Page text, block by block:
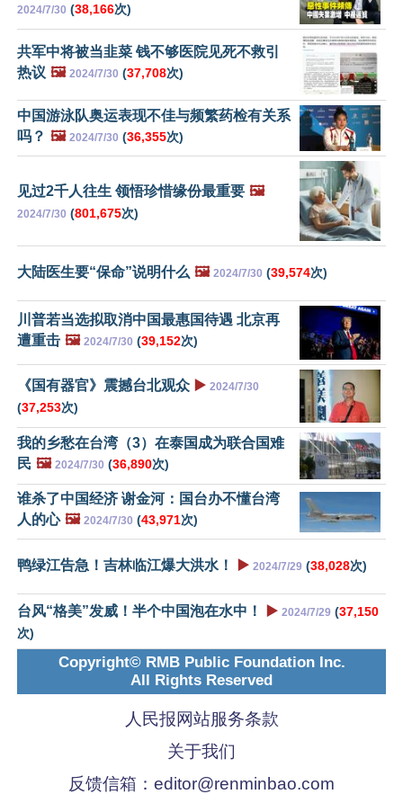
2024/7/30 (38,166次)
共军中将被当韭菜 钱不够医院见死不救引
热议 🖼️ 2024/7/30 (37,708次)
中国游泳队奥运表现不佳与频繁药检有关系
吗？ 🖼️ 2024/7/30 (36,355次)
见过2千人往生 领悟珍惜缘份最重要 🖼️
2024/7/30 (801,675次)
大陆医生要“保命”说明什么 🖼️ 2024/7/30 (39,574次)
川普若当选拟取消中国最惠国待遇 北京再
遭重击 🖼️ 2024/7/30 (39,152次)
《国有器官》震撼台北观众 ▶️ 2024/7/30
(37,253次)
我的乡愁在台湾（3）在泰国成为联合国难
民 🖼️ 2024/7/30 (36,890次)
谁杀了中国经济 谢金河：国台办不懂台湾
人的心 🖼️ 2024/7/30 (43,971次)
鸭绿江告急！吉林临江爆大洪水！ ▶️ 2024/7/29 (38,028次)
台风“格美”发威！半个中国泡在水中！ ▶️ 2024/7/29 (37,150
次)
Copyright© RMB Public Foundation Inc.
All Rights Reserved
人民报网站服务条款
关于我们
反馈信箱： editor@renminbao.com